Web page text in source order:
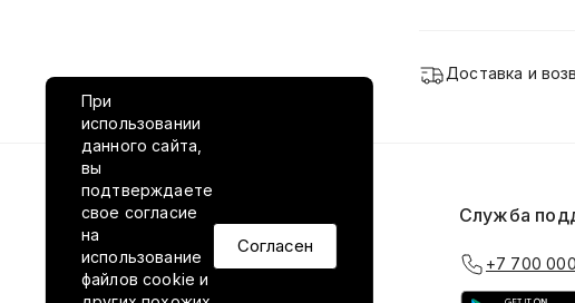
Доставка и
При
использовании
данного сайта,
вы
подтверждаете
свое согласие
на
использование
файлов cookie и
Согласен
VILED в соцсетях Служба
+7 700